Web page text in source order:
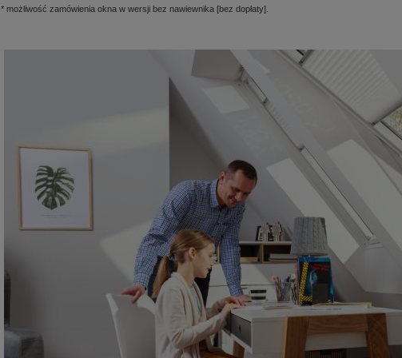
Sterownik VTS Volcano EC
Okno do płaskiego dachu Fakro
DMC-M P2 60x90
* możliwość zamówienia okna w wersji bez nawiewnika [bez dopłaty].